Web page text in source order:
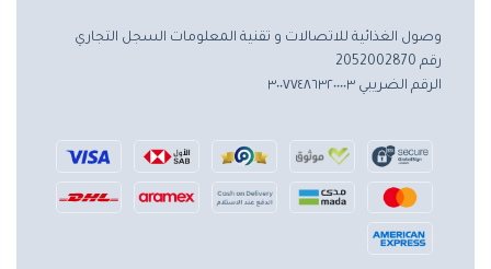
وصول الغذائية للاتصالات و تقنية المعلومات السجل التجاري
رقم 2052002870
الرقم الضريبي ٣٠٠٧٧٤٨٦٣٢٠٠٠٠٣